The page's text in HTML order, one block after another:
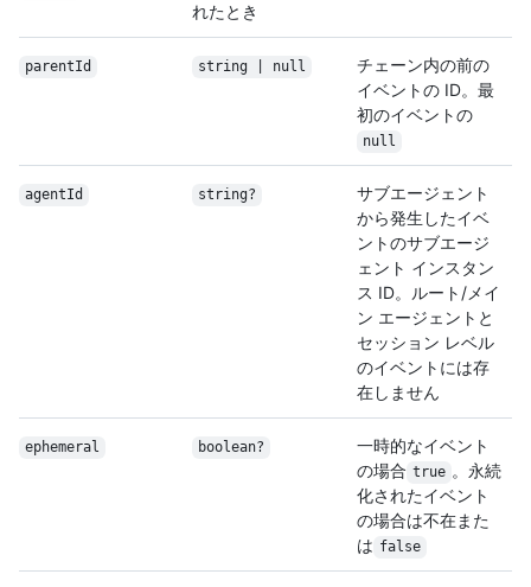
れたとき
parentId string | null
チェーン内の前の
イベントの ID。最
初のイベントの
null
agentId string?
サブエージェント
から発生したイベ
ントのサブエージ
ェント インスタン
ス ID。ルート/メイ
ン エージェントと
セッション レベル
のイベントには存
在しません
ephemeral boolean?
一時的なイベント
の場合 true 。永続
化されたイベント
の場合は不在また
は false